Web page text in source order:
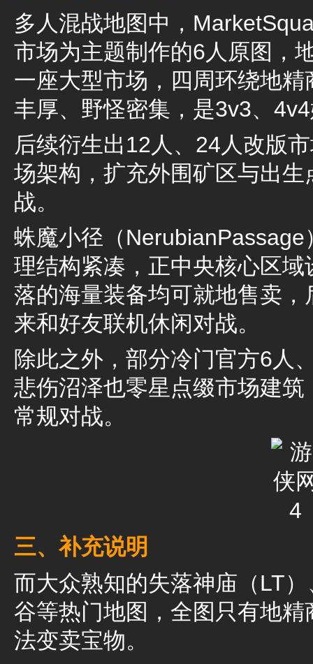
多人混战地图中，
市场为主题制作的6人原图，
一座大型市场，四周环绕地
丰厚、野怪密集，是3v3、
后续衍生出12人、24人改版
场架构，扩充外围矿区与出
战。
蛛魔小径（
理结构紧凑，正中央核心区
落的海量装备均可就地售卖
来和好友联机休闲对战。
除此之外，部分冷门官方6人
悲伤沼泽也零星点缀市场建
常规对战。
三、补充说明
而大众熟知的失落神庙（LT
谷等热门地图，全图只有地
法变卖宝物。